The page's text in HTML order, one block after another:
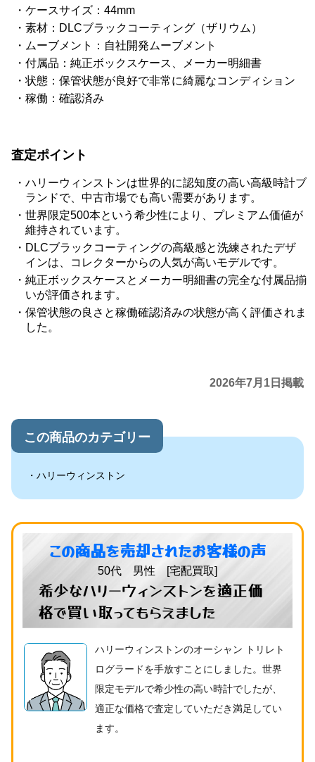
ケースサイズ：44mm
素材：DLCブラックコーティング（ザリウム）
ムーブメント：自社開発ムーブメント
付属品：純正ボックスケース、メーカー明細書
状態：保管状態が良好で非常に綺麗なコンディション
稼働：確認済み
査定ポイント
ハリーウィンストンは世界的に認知度の高い高級時計ブ
ランドで、中古市場でも高い需要があります。
世界限定500本という希少性により、プレミアム価値が
維持されています。
DLCブラックコーティングの高級感と洗練されたデザ
インは、コレクターからの人気が高いモデルです。
純正ボックスケースとメーカー明細書の完全な付属品揃
いが評価されます。
保管状態の良さと稼働確認済みの状態が高く評価されま
した。
2026年7月1日掲載
この商品のカテゴリー
ハリーウィンストン
この商品を売却されたお客様の声
50代 男性 [宅配買取]
希少なハリーウィンストンを適正価
格で買い取ってもらえました
ハリーウィンストンのオーシャン トリレト
ログラードを手放すことにしました。世界
限定モデルで希少性の高い時計でしたが、
適正な価格で査定していただき満足してい
ます。